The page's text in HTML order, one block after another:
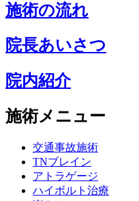
施術の流れ
院長あいさつ
院内紹介
施術メニュー
交通事故施術
TNブレイン
アトラゲージ
ハイボルト治療